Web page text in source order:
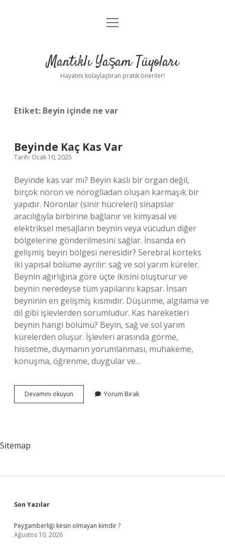
Anasayfa
Yasal Uyarı
menüyü
Mantıklı Yaşam Tüyoları
Hayatını kolaylaştıran pratik öneriler!
Etiket: Beyin içinde ne var
Beyinde Kaç Kas Var
Tarih: Ocak 10, 2025
Beyinde kas var mı? Beyin kaslı bir organ değil,
birçok nöron ve nörogliadan oluşan karmaşık bir
yapıdır. Nöronlar (sinir hücreleri) sinapslar
aracılığıyla birbirine bağlanır ve kimyasal ve
elektriksel mesajların beynin veya vücudun diğer
bölgelerine gönderilmesini sağlar. İnsanda en
gelişmiş beyin bölgesi neresidir? Serebral korteks
iki yapısal bölüme ayrılır: sağ ve sol yarım küreler.
Beynin ağırlığına göre üçte ikisini oluşturur ve
beynin neredeyse tüm yapılarını kapsar. İnsan
beyninin en gelişmiş kısmıdır. Düşünme, algılama ve
dil gibi işlevlerden sorumludur. Kas hareketleri
beynin hangi bölümü? Beyin, sağ ve sol yarım
kürelerden oluşur. İşlevleri arasında görme,
hissetme, duymanın yorumlanması, muhakeme,
konuşma, öğrenme, duygular ve…
Devamını okuyun Beyinde
Kaç
Yorum Bırak
Sitemap
Sidebar
Son Yazılar
Peygamberliği kesin olmayan kimdir ?
Ağustos 10, 2026